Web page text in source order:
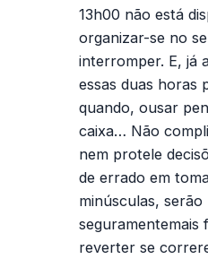
13h00 não está
organizar-se no
interromper. E, já
essas duas horas
quando, ousar
caixa… Não
nem protele
de errado em
minúsculas, serão
seguramentemais
reverter se